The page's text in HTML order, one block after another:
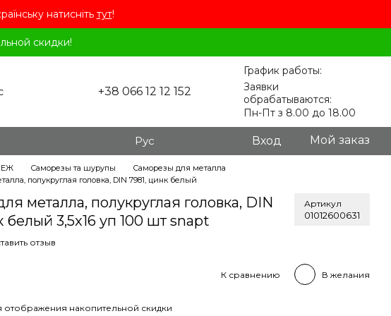
натисніть тут!
скидки!
+38 066 12 12 152
График работы:
Заявки
обрабатываются:
Пн-Пт з 8.00 до 18.00
Рус Вход Мой заказ
Саморезы та шурупы
Саморезы для металла
полукруглая головка, DIN 7981, цинк белый
металла, полукруглая головка, DIN
белый 3,5x16 уп 100 шт snapt
Артикул
01012600631
отзыв
К сравнению В желания
отображения накопительной скидки